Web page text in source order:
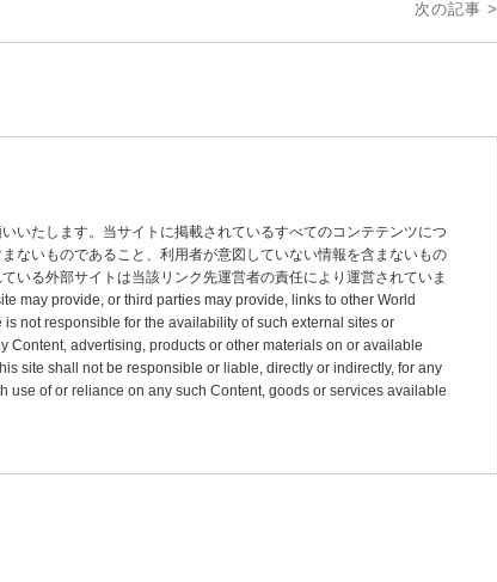
次の記事 >
いたします。当サイトに掲載されているすべてのコンテテンツにつ
ないものであること、利用者が意図していない情報を含まないもの
いる外部サイトは当該リンク先運営者の責任により運営されていま
may provide, or third parties may provide, links to other World
not responsible for the availability of such external sites or
advertising, products or other materials on or available
site shall not be responsible or liable, directly or indirectly, for any
of or reliance on any such Content, goods or services available